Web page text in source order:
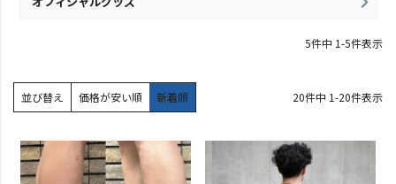
5件中 1-5件表示
並び替え 価格が安い順 新着順 20件中 1-20件表示